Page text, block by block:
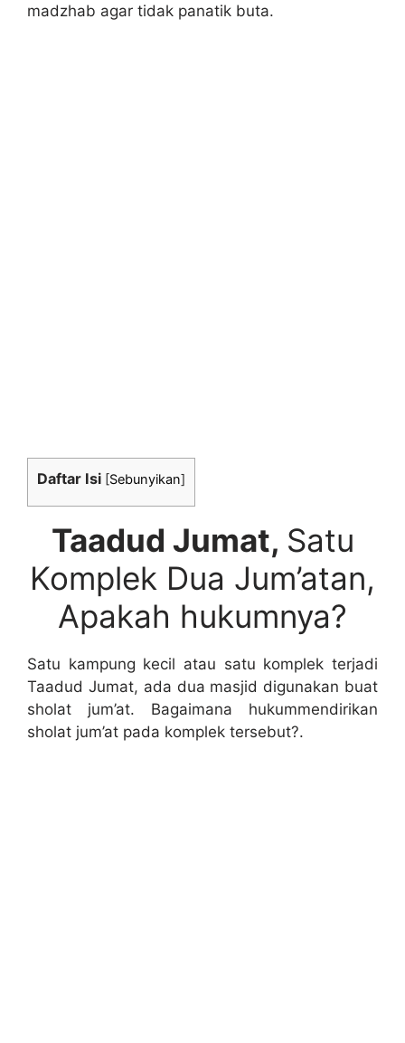
madzhab agar tidak panatik buta.
Daftar Isi [Sebunyikan]
Taadud Jumat, Satu
Komplek Dua Jum’atan,
Apakah hukumnya?
Satu kampung kecil atau satu komplek terjadi
Taadud Jumat, ada dua masjid digunakan buat
sholat jum’at. Bagaimana hukummendirikan
sholat jum’at pada komplek tersebut?.